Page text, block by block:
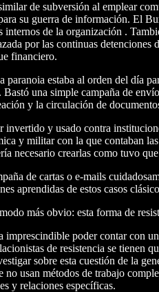
de subversión al emplear
su guerra de información. El
internos de la organización .
por las continuas
financiero.
paranoia estaba al orden del día
una simple campaña de
y la circulación de
invertido y usado contra
y militar con la que contaban
necesario crearlas como tuvo
de cartas o e-mails
aprendidas de estos casos
más obvio: esta forma de
imprescindible poder contar con
de resistencia se tienen
sobre esta cuestión de la
no usan métodos de trabajo
y relaciones específicas.